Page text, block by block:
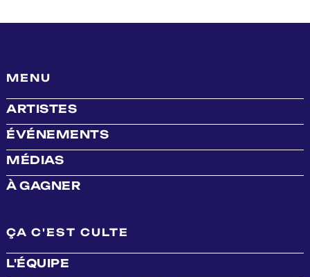
MENU
ARTISTES
ÉVÉNEMENTS
MÉDIAS
À GAGNER
ÇA C'EST CULTE
L'ÉQUIPE